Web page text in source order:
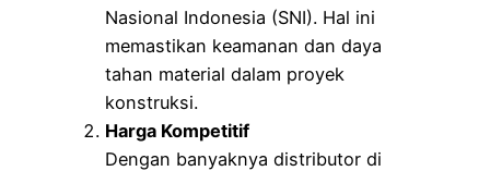
Nasional Indonesia (SNI). Hal ini
memastikan keamanan dan daya
tahan material dalam proyek
konstruksi.
Harga Kompetitif
Dengan banyaknya distributor di